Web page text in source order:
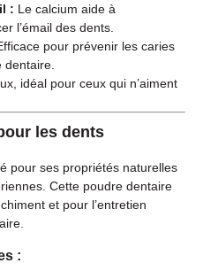
: Le calcium aide à
l’émail des dents.
pour prévenir les caries
idéal pour ceux qui n’aiment
les dents
pour ses propriétés naturelles
Cette poudre dentaire
et pour l’entretien
: